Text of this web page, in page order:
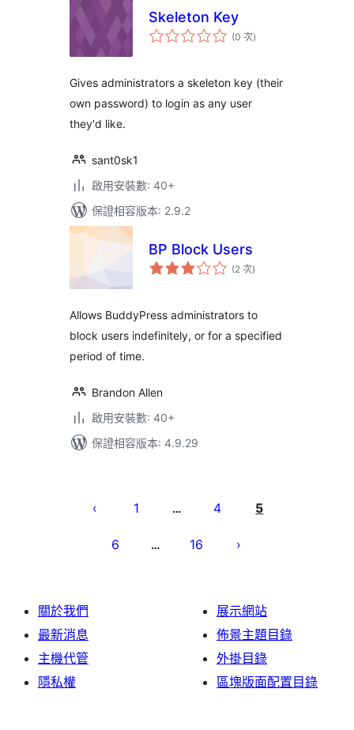
Skeleton Key
(0 次評
分)
Gives administrators a skeleton key (their
own password) to login as any user
they'd like.
sant0sk1
啟用安裝數: 40+
保證相容版本: 2.9.2
BP Block Users
(2 次評
分)
Allows BuddyPress administrators to
block users indefinitely, or for a specified
period of time.
Brandon Allen
啟用安裝數: 40+
保證相容版本: 4.9.29
1 … 4 5
6 … 16
關於我們
最新消息
主機代管
隱私權
展示網站
佈景主題目錄
外掛目錄
區塊版面配置目錄